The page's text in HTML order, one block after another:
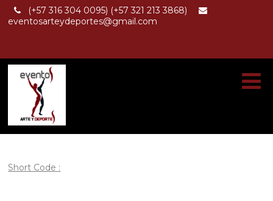
(+57 316 304 0095) (+57 321 213 3868)
eventosarteydeportes@gmail.com
Short Code :